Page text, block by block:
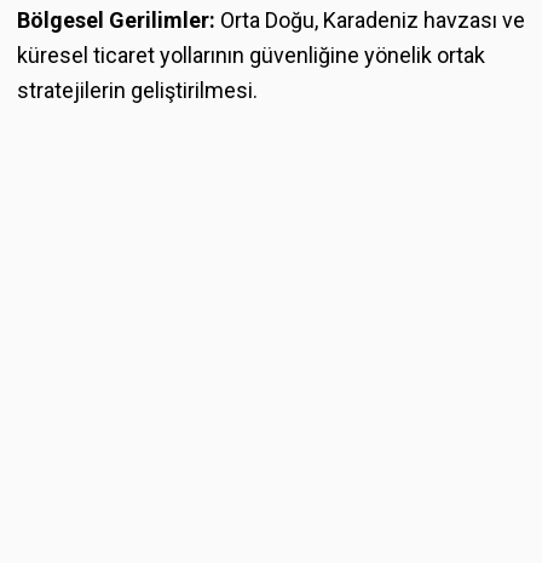
Bölgesel Gerilimler: Orta Doğu, Karadeniz havzası ve
küresel ticaret yollarının güvenliğine yönelik ortak
stratejilerin geliştirilmesi.